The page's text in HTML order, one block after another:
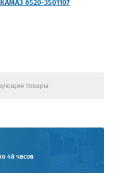
6520-3501107
товары
48 часов